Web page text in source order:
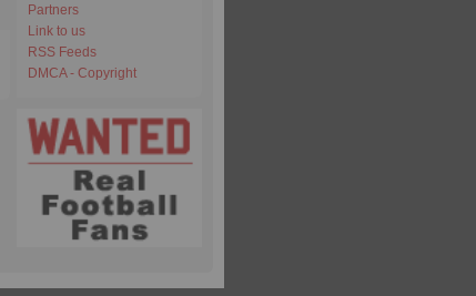
Partners
Link to us
RSS Feeds
DMCA - Copyright